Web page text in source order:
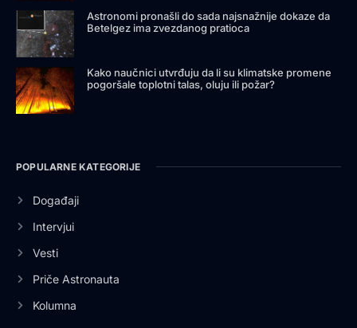
Astronomi pronašli do sada najsnažnije dokaze da
Betelgez ima zvezdanog pratioca
Kako naučnici utvrđuju da li su klimatske promene
pogoršale toplotni talas, oluju ili požar?
POPULARNE KATEGORIJE
Događaji
Intervjui
Vesti
Priče Astronauta
Kolumna